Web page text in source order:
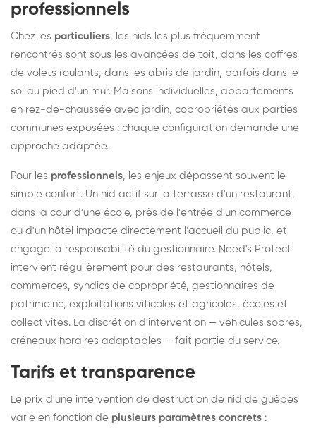
professionnels
Chez les particuliers, les nids les plus fréquemment
rencontrés sont sous les avancées de toit, dans les coffres
de volets roulants, dans les abris de jardin, parfois dans le
sol au pied d'un mur. Maisons individuelles, appartements
en rez-de-chaussée avec jardin, copropriétés aux parties
communes exposées : chaque configuration demande une
approche adaptée.
Pour les professionnels, les enjeux dépassent souvent le
simple confort. Un nid actif sur la terrasse d'un restaurant,
dans la cour d'une école, près de l'entrée d'un commerce
ou d'un hôtel impacte directement l'accueil du public, et
engage la responsabilité du gestionnaire. Need's Protect
intervient régulièrement pour des restaurants, hôtels,
commerces, syndics de copropriété, gestionnaires de
patrimoine, exploitations viticoles et agricoles, écoles et
collectivités. La discrétion d'intervention — véhicules sobres,
créneaux horaires adaptables — fait partie du service.
Tarifs et transparence
Le prix d'une intervention de destruction de nid de guêpes
varie en fonction de plusieurs paramètres concrets :